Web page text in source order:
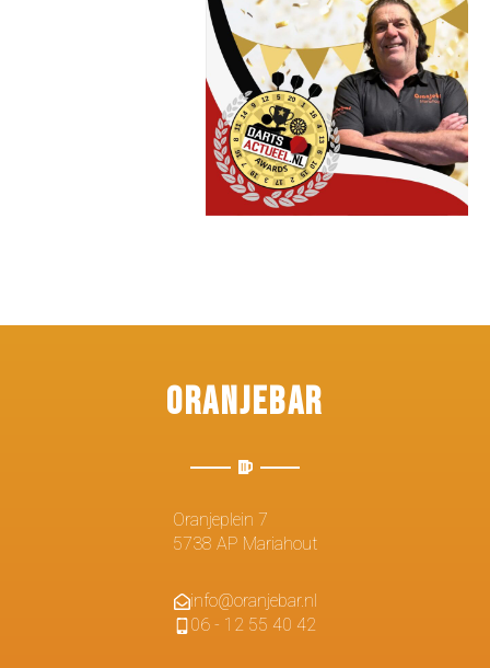
Oranjebar
Oranjeplein 7
5738 AP Mariahout
info@oranjebar.nl
06 - 12 55 40 42